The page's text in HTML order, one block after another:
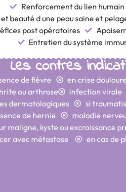
Renforcement du lien
beauté d une peau saine et
post opératoires
Entretien du système
Les contres
de fièvre
en crise
ou arthrose
infection
dermatologiques
si
de hernie
maladie
maligne, kyste ou excroissance
avec métastase
en cas de